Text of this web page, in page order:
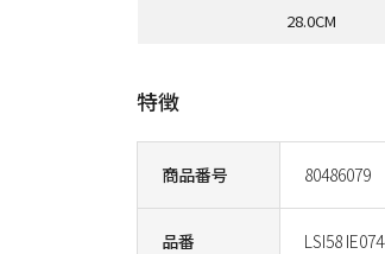
商品番号 80486079
品番 LSI58
特徴
28.0CM